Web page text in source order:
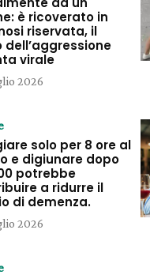
è ricoverato in
riservata, il
dell’aggressione
virale
2026
solo per 8 ore al
e digiunare dopo
potrebbe
a ridurre il
di demenza.
2026